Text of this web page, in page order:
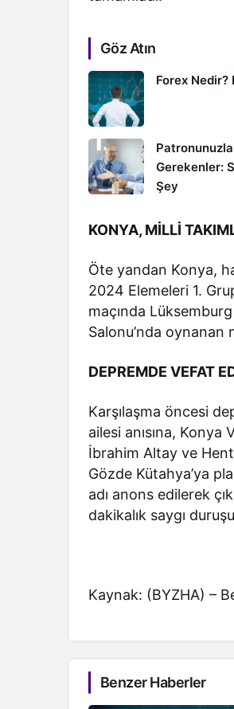
Göz Atın
Forex Nedir?
Gerekenler:
Şey
KONYA, MİLLİ
Öte yandan Konya,
2024 Elemeleri 1.
maçında
Salonu’nda oynanan
DEPREMDE VEFAT
Karşılaşma öncesi
ailesi anısına,
İbrahim Altay ve
Gözde Kütahya’ya
adı anons edilerek
dakikalık saygı
Kaynak: (BYZHA) –
Benzer Haberler